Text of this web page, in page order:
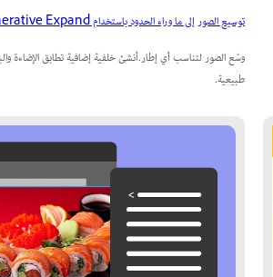
توسيع الصور إلى ما وراء الحدود باستخدام Generative Expand
وسّع الصور لتناسب أي إطار.أنشئ خلفية إضافية تطابق الإضاءة
طبيعية.